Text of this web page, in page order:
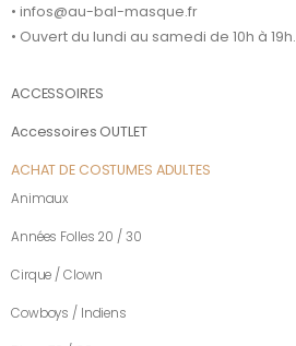
• infos@au-bal-masque.fr
• Ouvert du lundi au samedi de 10h à 19h.
ACCESSOIRES
Accessoires OUTLET
ACHAT DE COSTUMES ADULTES
Animaux
Années Folles 20 / 30
Cirque / Clown
Cowboys / Indiens